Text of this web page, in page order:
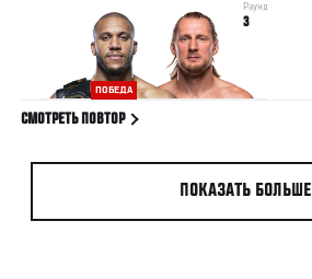
ПОБЕДА
Раунд
3
СМОТРЕТЬ ПОВТОР
ПОКАЗАТЬ БОЛЬШЕ